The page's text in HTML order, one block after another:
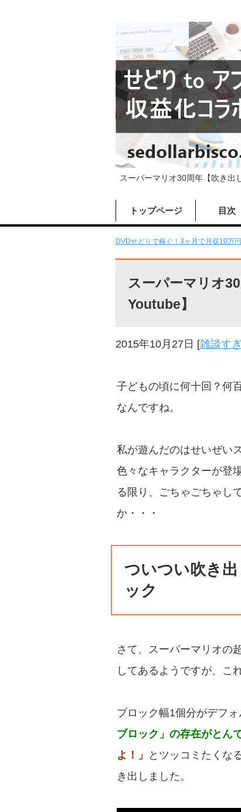
スーパーマリオ30周年【吹き出
トップページ 目
DVDせどりで稼ぐ！3ヶ月で月収10万
スーパーマリオ
Youtube】
2015年10月27日 [雑談す
子どもの頃に何十回？何
なんですね。
私が遊んだのはせいぜい
色々なキャラクターが登
る限り、ごちゃごちゃし
か・・・
ついつい吹き
ック
さて、スーパーマリオの
してあるようですが、こ
ブロック幅1個分がデフ
ブロック」の存在がとん
よ！」
とツッコミたくな
き出しました。